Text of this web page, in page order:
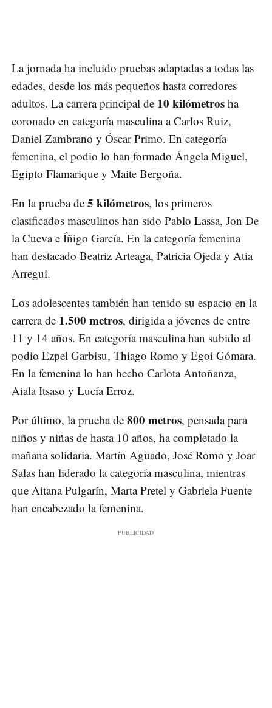
La jornada ha incluido pruebas adaptadas a todas las
edades, desde los más pequeños hasta corredores
adultos. La carrera principal de 10 kilómetros ha
coronado en categoría masculina a Carlos Ruiz,
Daniel Zambrano y Óscar Primo. En categoría
femenina, el podio lo han formado Ángela Miguel,
Egipto Flamarique y Maite Bergoña.
En la prueba de 5 kilómetros, los primeros
clasificados masculinos han sido Pablo Lassa, Jon De
la Cueva e Íñigo García. En la categoría femenina
han destacado Beatriz Arteaga, Patricia Ojeda y Atia
Arregui.
Los adolescentes también han tenido su espacio en la
carrera de 1.500 metros, dirigida a jóvenes de entre
11 y 14 años. En categoría masculina han subido al
podio Ezpel Garbisu, Thiago Romo y Egoi Gómara.
En la femenina lo han hecho Carlota Antoñanza,
Aiala Itsaso y Lucía Erroz.
Por último, la prueba de 800 metros, pensada para
niños y niñas de hasta 10 años, ha completado la
mañana solidaria. Martín Aguado, José Romo y Joar
Salas han liderado la categoría masculina, mientras
que Aitana Pulgarín, Marta Pretel y Gabriela Fuente
han encabezado la femenina.